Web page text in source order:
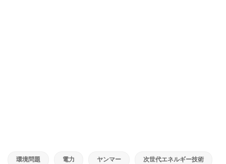
環境問題 電力 ヤンマー 次世代エネルギー技術